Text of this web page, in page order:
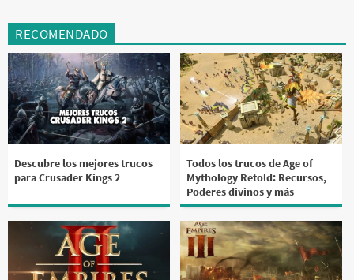
RECOMENDADO
Descubre los mejores trucos
para Crusader Kings 2
Todos los trucos de Age of
Mythology Retold: Recursos,
Poderes divinos y más